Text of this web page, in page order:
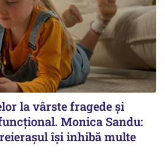
la vârste fragede și
Monica Sandu:
își inhibă multe